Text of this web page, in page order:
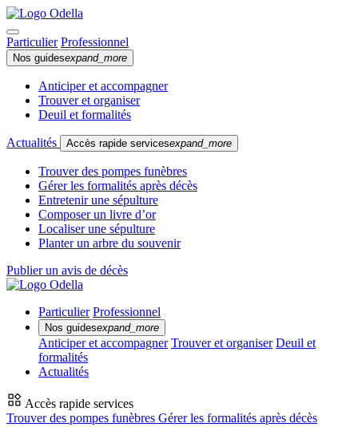
Particulier Professionnel
Nos guidesexpand_more
Anticiper et accompagner
Trouver et organiser
Deuil et formalités
Actualités Accès rapide servicesexpand_more
Trouver des pompes funèbres
Gérer les formalités après décès
Entretenir une sépulture
Composer un livre d’or
Localiser une sépulture
Planter un arbre du souvenir
Publier un avis de décès
Particulier Professionnel
Nos guidesexpand_more
Anticiper et accompagner Trouver et organiser Deuil et
formalités
Actualités
Accès rapide services
Trouver des pompes funèbres Gérer les formalités après décès